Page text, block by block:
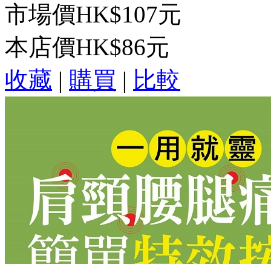
市場價HK$107元
本店價HK$86元
收藏 | 購買 | 比較